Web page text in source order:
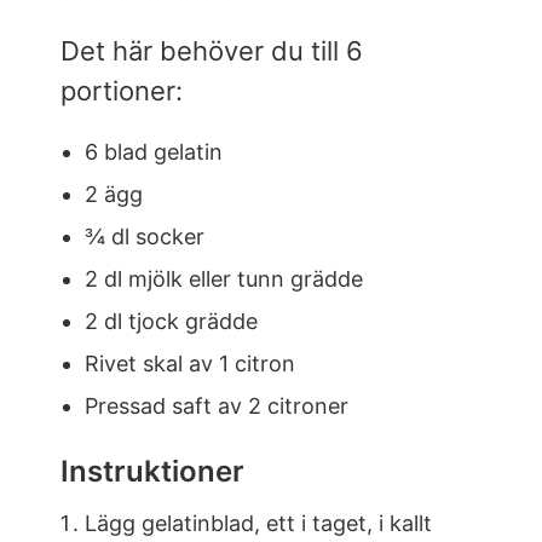
Det här behöver du till 6
portioner:
6 blad gelatin
2 ägg
¾ dl socker
2 dl mjölk eller tunn grädde
2 dl tjock grädde
Rivet skal av 1 citron
Pressad saft av 2 citroner
Instruktioner
Lägg gelatinblad, ett i taget, i kallt